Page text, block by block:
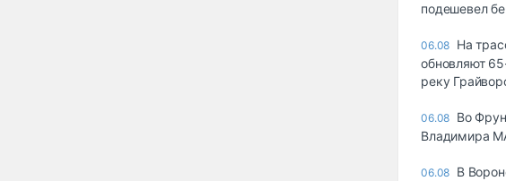
подешевел
06.08 На
обновляют
реку
06.08 Во
Владимира
06.08 В